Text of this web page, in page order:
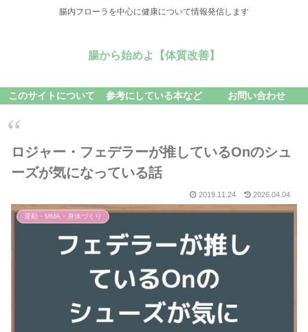
腸内フローラを中心に健康について情報発信します
腸から始めよ【体質改善】
このサイトについて 参考にしている本など お問い合わせ
ロジャー・フェデラーが推しているOnのシュ
ーズが気になっている話
2019.11.24 2026.04.04
運動・MMA・身体づくり